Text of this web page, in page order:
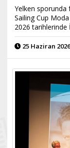
Yelken sporunda
Sailing Cup
2026 tarihlerinde
25 Haziran